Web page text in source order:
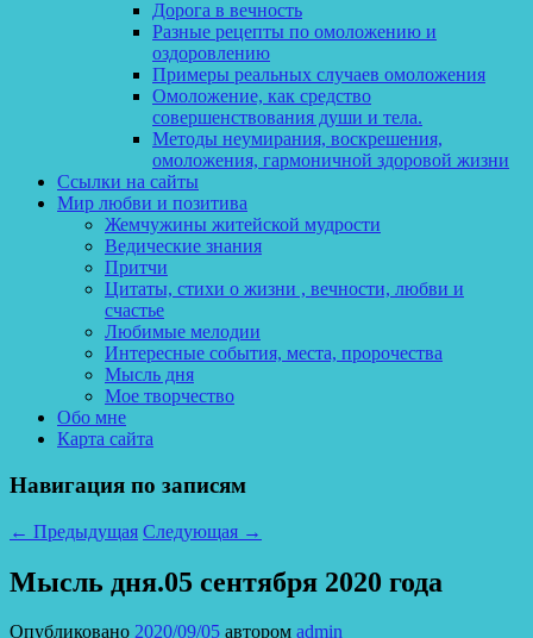
Дорога в вечность
Разные рецепты по омоложению и
оздоровлению
Примеры реальных случаев омоложения
Омоложение, как средство
совершенствования души и тела.
Методы неумирания, воскрешения,
омоложения, гармоничной здоровой жизни
Ссылки на сайты
Мир любви и позитива
Жемчужины житейской мудрости
Ведические знания
Притчи
Цитаты, стихи о жизни , вечности, любви и
счастье
Любимые мелодии
Интересные события, места, пророчества
Мысль дня
Мое творчество
Обо мне
Карта сайта
Навигация по записям
← Предыдущая Следующая →
Мысль дня.05 сентября 2020 года
Опубликовано 2020/09/05 автором admin